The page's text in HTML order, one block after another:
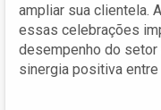
ampliar sua clientela.
essas celebrações
desempenho do setor
sinergia positiva